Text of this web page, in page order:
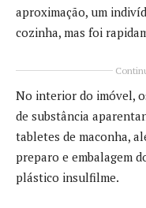
aproximação, um
cozinha, mas foi
No interior do imóvel,
de substância
tabletes de maconha,
preparo e embalagem
plástico insulfilme.